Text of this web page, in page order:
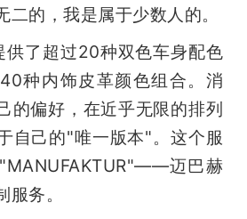
二的，我是属于少数人的。
供了超过20种双色车身配色
种内饰皮革颜色组合。消
的偏好，在近乎无限的排列
自己的"唯一版本"。这个服
迈巴赫
务。